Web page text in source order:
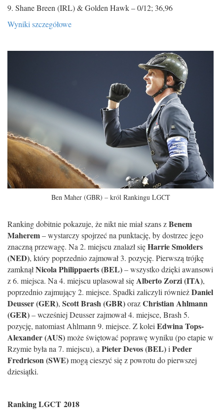
9. Shane Breen (IRL) & Golden Hawk – 0/12; 36,96
Wyniki szczegółowe
Ben Maher (GBR) – król Rankingu LGCT
Ranking dobitnie pokazuje, że nikt nie miał szans zBenem
Maherem– wystarczy spojrzeć na punktację, by dostrzec jego
znaczną przewagę. Na 2. miejscu znalazł sięHarrie Smolders
(NED), który poprzednio zajmował 3. pozycję. Pierwszą trójkę
zamknąłNicola Philippaerts (BEL)– wszystko dzięki awansowi
z 6. miejsca. Na 4. miejscu uplasował sięAlberto Zorzi (ITA),
poprzednio zajmujący 2. miejsce. Spadki zaliczyli równieżDaniel
Deusser (GER), Scott Brash (GBR)orazChristian Ahlmann
(GER)– wcześniej Deusser zajmował 4. miejsce, Brash 5.
pozycję, natomiast Ahlmann 9. miejsce. Z kolei Edwina Tops-
Alexander (AUS)może świętować poprawę wyniku (po etapie w
Rzymie była na 7. miejscu), a Pieter Devos (BEL)i Peder
Fredricson (SWE)mogą cieszyć się z powrotu do pierwszej
dziesiątki.
Ranking LGCT 2018